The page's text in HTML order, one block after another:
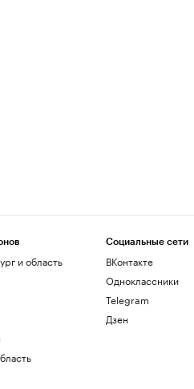
и область
Социальные сети
ВКонтакте
Одноклассники
Telegram
Дзен